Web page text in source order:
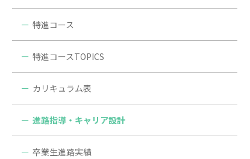
特進コース
特進コースTOPICS
カリキュラム表
進路指導・キャリア設計
卒業生進路実績